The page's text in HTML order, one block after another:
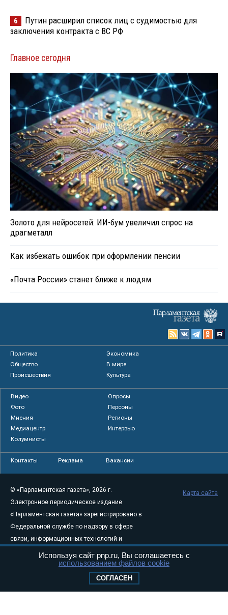
6
Путин расширил список лиц с судимостью для
заключения контракта с ВС РФ
Главное сегодня
Золото для нейросетей: ИИ-бум увеличил спрос на
драгметалл
Как избежать ошибок при оформлении пенсии
«Почта России» станет ближе к людям
Политика
Экономика
Общество
В мире
Происшествия
Культура
Видео
Опросы
Фото
Персоны
Мнения
Регионы
Медиацентр
Интервью
Колумнисты
Контакты Реклама Вакансии
© «Парламентская газета», 2026 г.
Электронное периодическое издание
«Парламентская газета» зарегистрировано в
Федеральной службе по надзору в сфере
связи, информационных технологий и
массовых коммуникаций (Роскомнадзор) 05
августа 2011 года. 18+
Свидетельство о регистрации Эл № ФС77-
Карта сайта
Используя сайт pnp.ru, Вы соглашаетесь с
использованием файлов cookie
СОГЛАСЕН